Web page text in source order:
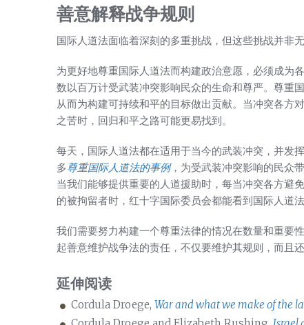
善意解释战争规则
国际人道法面临着深刻的多重挑战，但这些挑战并非无
为更好地尊重国际人道法而构建政治意愿，必须成为
数以百万计受武装冲突影响民众的生命和尊严。尊重
从而为构建可持续和平的目标做出贡献。当冲突各方
之苦时，回归和平之路可能更易找到。
每天，国际人道法都在适用于当今的武装冲突，并发
多尊重国际人道法的事例，为受武装冲突影响的民众
当我们能够提供重要的人道援助时，每当冲突各方避
的被拘留者时，红十字国际委员会都能看到国际人道
我们需要努力构建一个尊重法律的情况在数量和重要
起善意维护战争法的责任，不仅要维护其规则，而且还
延伸阅读
Cordula Droege, War and what we make of the